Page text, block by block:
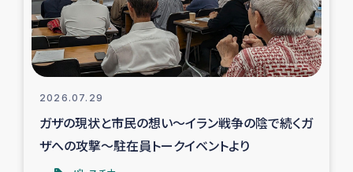
インターン・ボランティア日誌
経済自立支援事業
ガザ空爆被災者への食料支援と農家生産支援
2026.07.29
ガザの現状と市民の想い～イラン戦争の陰で続くガ
ザへの攻撃～駐在員トークイベントより